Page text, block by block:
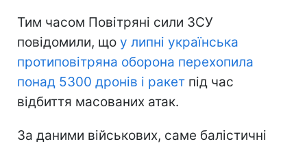
Тим часом Повітряні сили ЗСУ
повідомили, що у липні українська
протиповітряна оборона перехопила
понад 5300 дронів і ракет під час
відбиття масованих атак.
За даними військових, саме балістичні